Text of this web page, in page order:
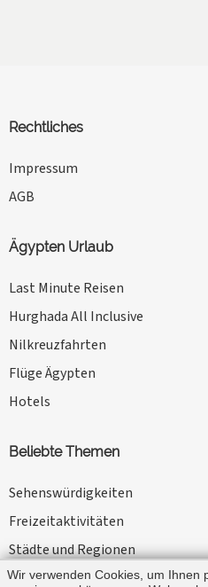
Rechtliches
Impressum
AGB
Ägypten Urlaub
Last Minute Reisen
Hurghada All Inclusive
Nilkreuzfahrten
Flüge Ägypten
Hotels
Beliebte Themen
Sehenswürdigkeiten
Freizeitaktivitäten
Städte und Regionen
Kameltouren
Wir verwenden Cookies, um Ihnen